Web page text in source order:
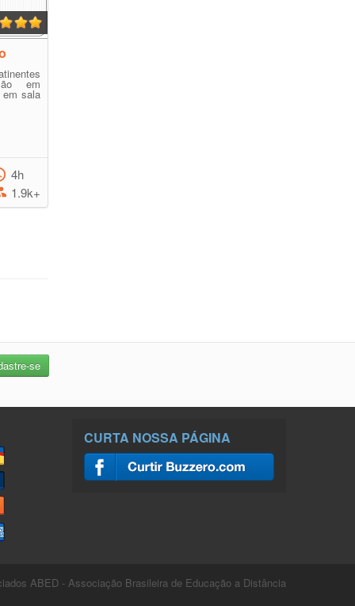
em
sala
4h
1.9k+
CURTA NOSSA PÁGINA
ABED - Associação Brasileira de Educação a Distância